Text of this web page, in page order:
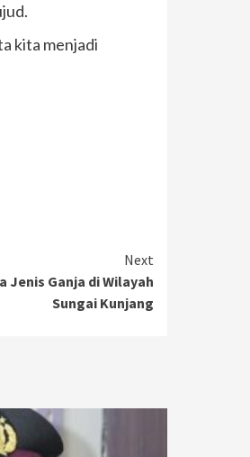
kita menjadi
Next
Ganja di Wilayah
Sungai Kunjang